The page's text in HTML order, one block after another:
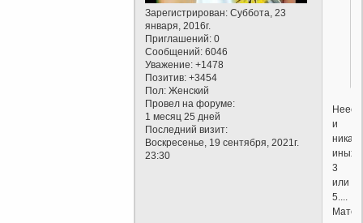
Зарегистрирован: Суббота, 23
января, 2016г.
Приглашений: 0
Сообщений: 6046
Уважение: +1478
Позитив: +3454
Пол: Женский
Провел на форуме:
1 месяц 25 дней
Последний визит:
Воскресенье, 19 сентября, 2021г.
23:30
и
иных
3
или
5....